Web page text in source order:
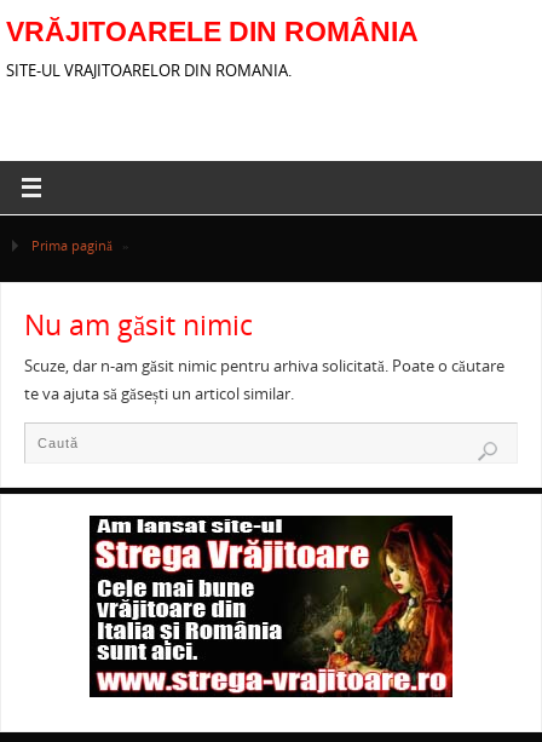
VRĂJITOARELE DIN ROMÂNIA
SITE-UL VRAJITOARELOR DIN ROMANIA.
Prima pagină »
Nu am găsit nimic
Scuze, dar n-am găsit nimic pentru arhiva solicitată. Poate o căutare
te va ajuta să găsești un articol similar.